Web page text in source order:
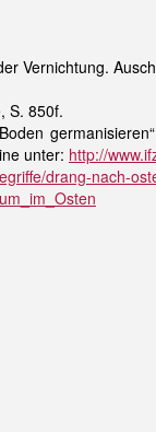
Vernichtung.
S. 850f.
unter: http://
drang-nach-